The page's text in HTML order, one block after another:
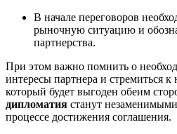
В начале переговоров
рыночную ситуацию и
партнерства.
При этом важно помнить о
интересы партнера и стремиться
который будет выгоден обеим
дипломатия станут
процессе достижения соглашения.